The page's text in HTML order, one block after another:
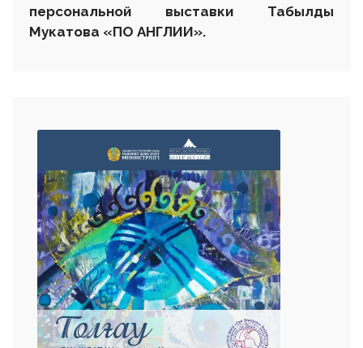
персональной выставки
Табылды
Мукатова «ПО АНГЛИИ».